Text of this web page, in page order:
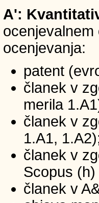
A':
ocenjevanja:
patent
članek v
merila
članek v
1.A1,
članek v
Scopus
članek v